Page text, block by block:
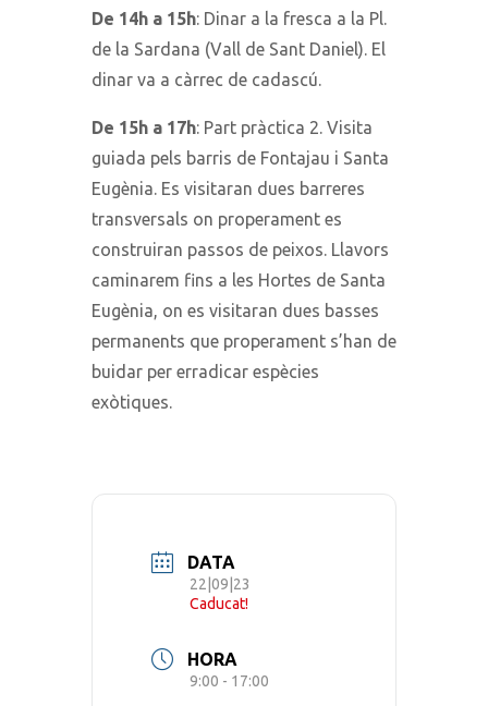
De 14h a 15h: Dinar a la fresca a la Pl.
de la Sardana (Vall de Sant Daniel). El
dinar va a càrrec de cadascú.
De 15h a 17h: Part pràctica 2. Visita
guiada pels barris de Fontajau i Santa
Eugènia. Es visitaran dues barreres
transversals on properament es
construiran passos de peixos. Llavors
caminarem fins a les Hortes de Santa
Eugènia, on es visitaran dues basses
permanents que properament s’han de
buidar per erradicar espècies
exòtiques.
DATA
22|09|23
Caducat!
HORA
9:00 - 17:00